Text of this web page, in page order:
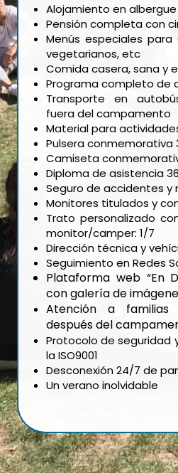
Alojamiento en albergue
Pensión completa con
Menús especiales
vegetarianos, etc
Comida casera, sana y
Programa completo de
Transporte en
fuera del campamento
Material para
Pulsera conmemorativa
Camiseta
Diploma de asistencia
Seguro de accidentes y
Monitores titulados y
Trato personalizado
monitor/camper: 1/7
Dirección técnica y
Seguimiento en Redes
Plataforma web “En
con galería de
Atención a
después del
Protocolo de seguridad
la ISO9001
Desconexión 24/7 de
Un verano inolvidable